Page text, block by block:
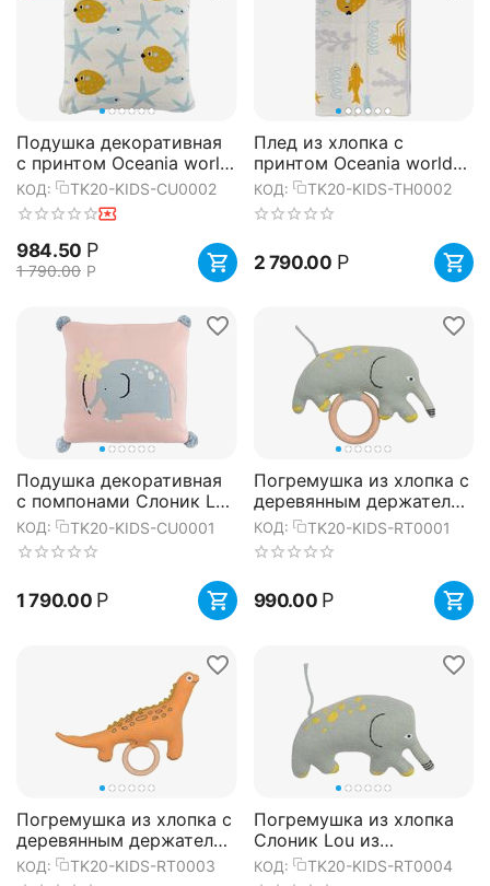
Подушка декоративная
с принтом Oceania world
из коллекции Tiny world
35х35 см, Tkano
КОД: TK20-KIDS-CU0002
984.50 Р
1 790.00 Р
Плед из хлопка с
принтом Oceania world
из коллекции Tiny world
80х110 см, Tkano
КОД: TK20-KIDS-TH0002
2 790.00 Р
Подушка декоративная
с помпонами Слоник Lou
из коллекции Tiny world
35х35 см, Tkano
КОД: TK20-KIDS-CU0001
1 790.00 Р
Погремушка из хлопка с
деревянным держателем
Слоник Lou из
коллекции Tiny world
14х11 с...
КОД: TK20-KIDS-RT0001
990.00 Р
Погремушка из хлопка с
деревянным держателем
Динозавр Toto из
коллекции Tiny world
КОД: TK20-KIDS-RT0003
Погремушка из хлопка
Слоник Lou из
коллекции Tiny world
14х8 см, Tkano
КОД: TK20-KIDS-RT0004